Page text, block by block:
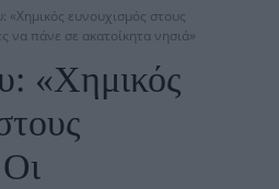
«Χημικός ευνουχισμός στους
να πάνε σε ακατοίκητα νησιά»
«Χημικός